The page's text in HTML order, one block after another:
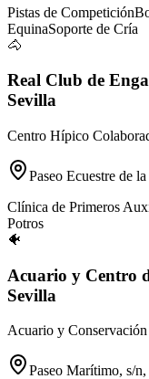
Pistas de Competición
EquinaSoporte de Cría
🐴
Real Club de
Sevilla
Centro Hípico
Paseo Ecuestre de
Clínica de Primeros
Potros
🐠
Acuario y Centro
Sevilla
Acuario y
Paseo Marítimo, s/